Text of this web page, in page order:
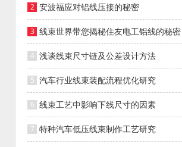
安波福应对铝线压接的秘密
线束世界带您揭秘住友电工铝线的秘密
浅谈线束尺寸链及公差设计方法
汽车行业线束装配流程优化研究
线束工艺中影响下线尺寸的因素
特种汽车低压线束制作工艺研究